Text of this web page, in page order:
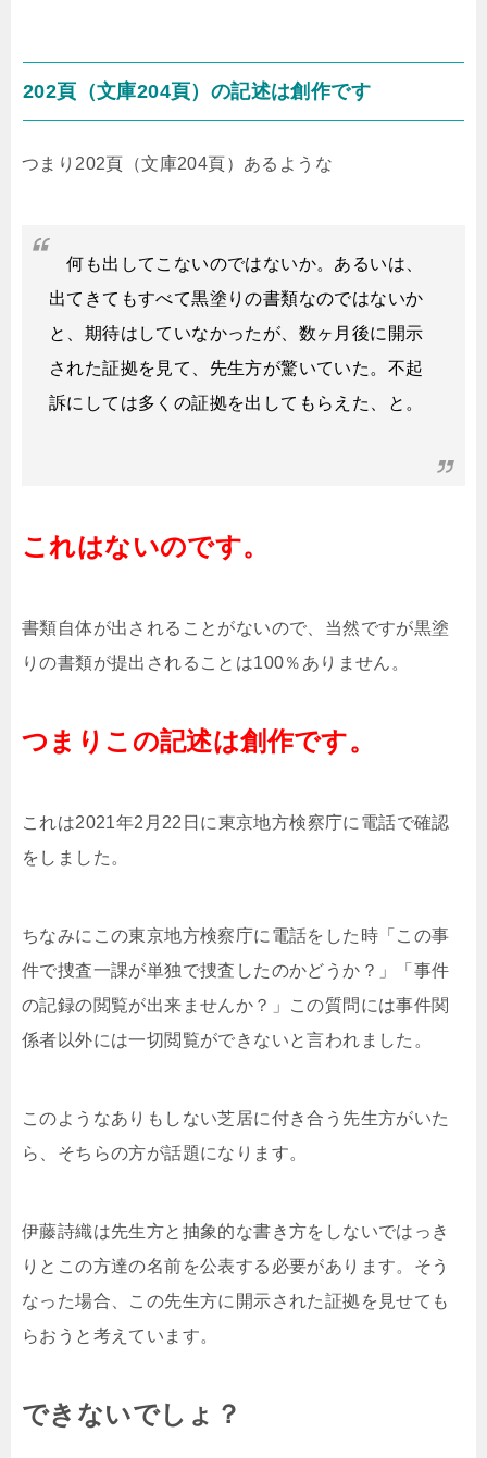
202頁（文庫204頁）の記述は創作です
つまり202頁（文庫204頁）あるような
何も出してこないのではないか。あるいは、
出てきてもすべて黒塗りの書類なのではないか
と、期待はしていなかったが、数ヶ月後に開示
された証拠を見て、先生方が驚いていた。不起
訴にしては多くの証拠を出してもらえた、と。
これはないのです。
書類自体が出されることがないので、当然ですが黒塗
りの書類が提出されることは100％ありません。
つまりこの記述は創作です。
これは2021年2月22日に東京地方検察庁に電話で確認
をしました。
ちなみにこの東京地方検察庁に電話をした時「この事
件で捜査一課が単独で捜査したのかどうか？」「事件
の記録の閲覧が出来ませんか？」この質問には事件関
係者以外には一切閲覧ができないと言われました。
このようなありもしない芝居に付き合う先生方がいた
ら、そちらの方が話題になります。
伊藤詩織は先生方と抽象的な書き方をしないではっき
りとこの方達の名前を公表する必要があります。そう
なった場合、この先生方に開示された証拠を見せても
らおうと考えています。
できないでしょ？